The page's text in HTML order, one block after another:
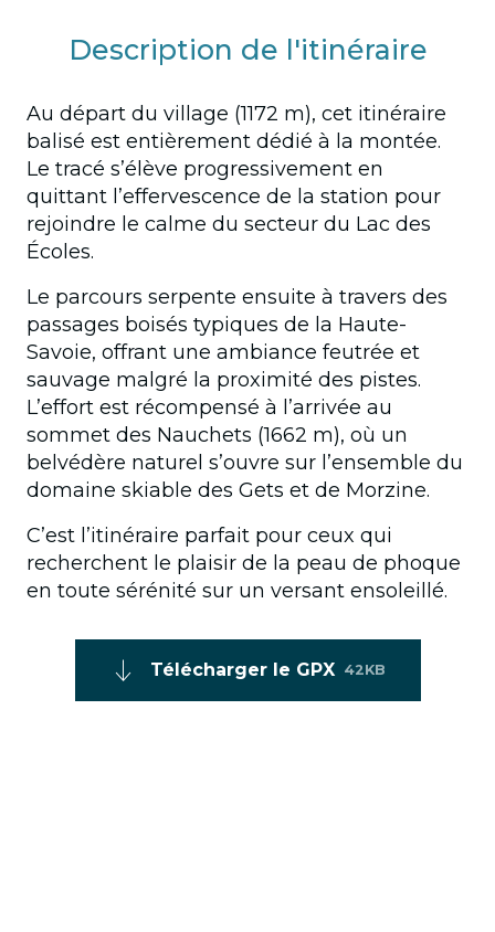
Description de l'itinéraire
Au départ du village (1172 m), cet itinéraire
balisé est entièrement dédié à la montée.
Le tracé s’élève progressivement en
quittant l’effervescence de la station pour
rejoindre le calme du secteur du Lac des
Écoles.
Le parcours serpente ensuite à travers des
passages boisés typiques de la Haute-
Savoie, offrant une ambiance feutrée et
sauvage malgré la proximité des pistes.
L’effort est récompensé à l’arrivée au
sommet des Nauchets (1662 m), où un
belvédère naturel s’ouvre sur l’ensemble du
domaine skiable des Gets et de Morzine.
C’est l’itinéraire parfait pour ceux qui
recherchent le plaisir de la peau de phoque
en toute sérénité sur un versant ensoleillé.
Télécharger le GPX 42KB